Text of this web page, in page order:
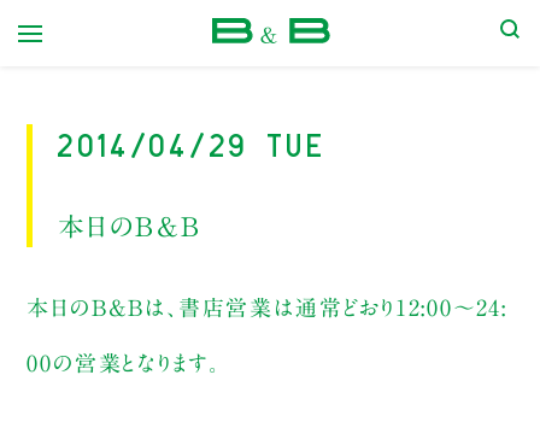
2014/04/29 Tue
本日のB&B
本日のB&Bは、書店営業は通常どおり12:00～24:
00の営業となります。